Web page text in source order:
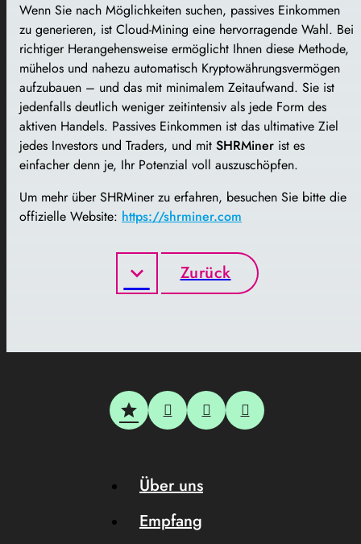
Wenn Sie nach Möglichkeiten suchen, passives Einkommen
zu generieren, ist Cloud-Mining eine hervorragende Wahl. Bei
richtiger Herangehensweise ermöglicht Ihnen diese Methode,
mühelos und nahezu automatisch Kryptowährungsvermögen
aufzubauen – und das mit minimalem Zeitaufwand. Sie ist
jedenfalls deutlich weniger zeitintensiv als jede Form des
aktiven Handels. Passives Einkommen ist das ultimative Ziel
jedes Investors und Traders, und mit SHRMiner ist es
einfacher denn je, Ihr Potenzial voll auszuschöpfen.
Um mehr über SHRMiner zu erfahren, besuchen Sie bitte die
offizielle Website: https://shrminer.com
Zurück
Über uns
Empfang